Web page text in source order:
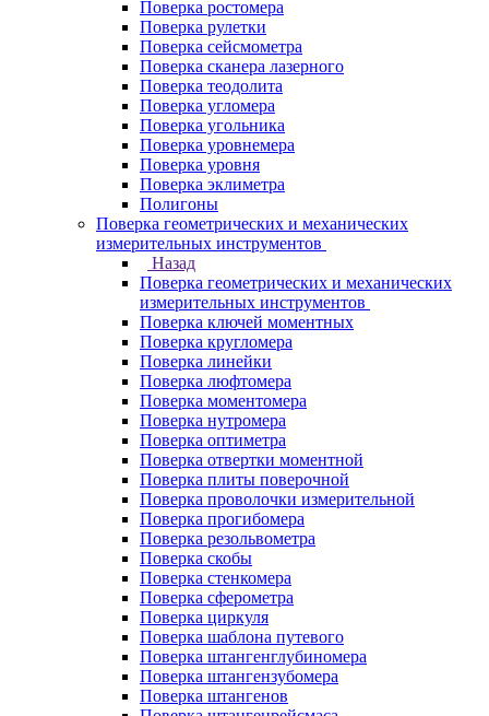
Поверка ростомера
Поверка рулетки
Поверка сейсмометра
Поверка сканера лазерного
Поверка теодолита
Поверка угломера
Поверка угольника
Поверка уровнемера
Поверка уровня
Поверка эклиметра
Полигоны
Поверка геометрических и механических
измерительных инструментов
Назад
Поверка геометрических и механических
измерительных инструментов
Поверка ключей моментных
Поверка кругломера
Поверка линейки
Поверка люфтомера
Поверка моментомера
Поверка нутромера
Поверка оптиметра
Поверка отвертки моментной
Поверка плиты поверочной
Поверка проволочки измерительной
Поверка прогибомера
Поверка резольвометра
Поверка скобы
Поверка стенкомера
Поверка сферометра
Поверка циркуля
Поверка шаблона путевого
Поверка штангенглубиномера
Поверка штангензубомера
Поверка штангенов